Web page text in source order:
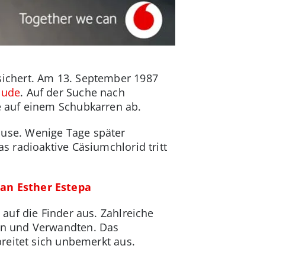
Am 13. September 1987
. Auf der Suche nach
einem Schubkarren ab.
Wenige Tage später
radioaktive Cäsiumchlorid tritt
Esther Estepa
die Finder aus. Zahlreiche
und Verwandten. Das
sich unbemerkt aus.